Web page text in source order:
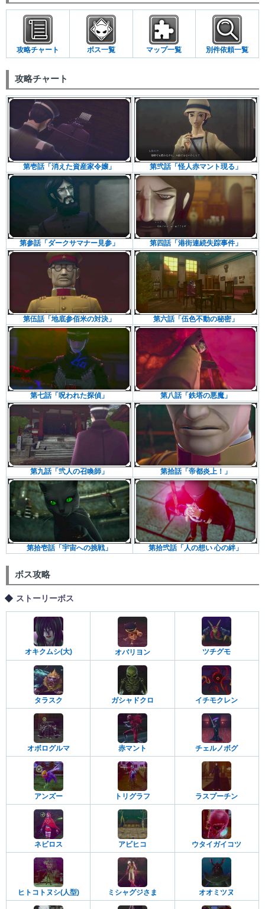
攻略チャート ボス一覧 マップ一覧 別件依頼一覧
攻略チャート
第壱話「消えた資産家令嬢」 第弐話「怪人赤マント現る」
第参話「ダークサマナー見参」 第四話「港街連続失踪事件」
第伍話「地底参佰米の対決」 第六話「伍色不動の秘密」
第七話「呪われた探偵」 第八話「鉄塔の悪魔」
第九話「弐人の召喚師」 第拾話「帝都炎上！」
第拾壱話「宇宙への挑戦」 第拾弐話「人の想い 心の絆」
ボス攻略
ストーリーボス
オキクムシ(大) オバリヨン ツチグモ
タラスク ガシャドクロ イチモクレン
オボログルマ 赤マント チェルノボグ
アンズー トリグラフ ラスプーチン
ネビロス アビヒコ ウタイガイコツ
ヒトコトヌシ(人型) ミシャグジさま オオミツヌ